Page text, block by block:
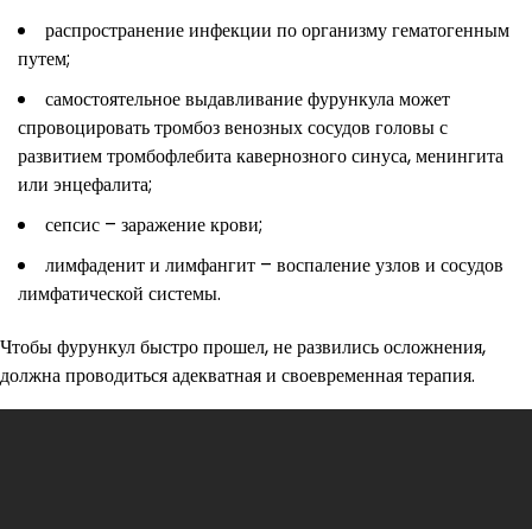
распространение инфекции по организму гематогенным
путем;
самостоятельное выдавливание фурункула может
спровоцировать тромбоз венозных сосудов головы с
развитием тромбофлебита кавернозного синуса, менингита
или энцефалита;
сепсис – заражение крови;
лимфаденит и лимфангит – воспаление узлов и сосудов
лимфатической системы.
Чтобы фурункул быстро прошел, не развились осложнения,
должна проводиться адекватная и своевременная терапия.